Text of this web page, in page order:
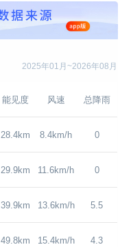
2025年01月~2026年08月
能见度 风速 总降雨
28.4km 8.4km/h 0
29.9km 11.6km/h 0
39.9km 13.6km/h 5.5
49.8km 15.4km/h 4.3